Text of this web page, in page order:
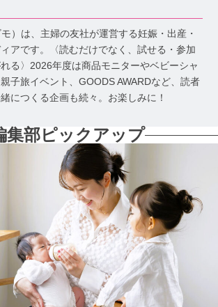
）は、主婦の友社が運営する妊娠・出産・
アです。〈読むだけでなく、試せる・参加
る〉2026年度は商品モニターやベビーシャ
子旅イベント、GOODS AWARDなど、読者
につくる企画も続々。お楽しみに！
集部ピックアップ